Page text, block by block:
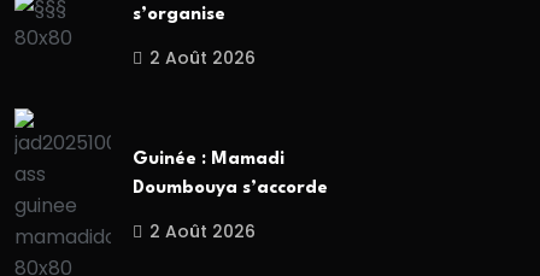
s’organise
2 Août 2026
Guinée : Mamadi
Doumbouya s’accorde
2 Août 2026